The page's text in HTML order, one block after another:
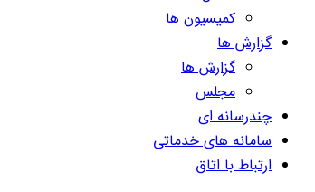
کمیسیون ها
گزارش ها
گزارش ها
مجلس
چندرسانه ای
سامانه های خدماتی
ارتباط با اتاق